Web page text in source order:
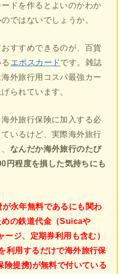
ドを作るとよいのかわか
ではないでしょうか。
すすめできるのが、百貨
エポスカードです。雑誌
外旅行用コスパ最強カー
られています。
外旅行保険に加入する必
いるけど、実際海外旅行
なんだか海外旅行のたび
円程度を損した気持ちにも
が永年無料であるにも関わ
の鉄道代金（Suicaや
ジ、定期券利用も含む）
利用するだけで海外旅行保
険提携)が無料で付いている